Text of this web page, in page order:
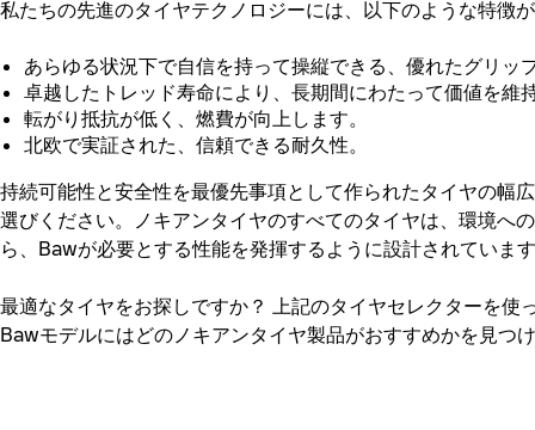
私たちの先進のタイヤテクノロジーには、以下のような特徴
あらゆる状況下で自信を持って操縦できる、優れたグリッ
卓越したトレッド寿命により、長期間にわたって価値を維
転がり抵抗が低く、燃費が向上します。
北欧で実証された、信頼できる耐久性。
持続可能性と安全性を最優先事項として作られたタイヤの幅
選びください。ノキアンタイヤのすべてのタイヤは、環境へ
ら、Bawが必要とする性能を発揮するように設計されていま
最適なタイヤをお探しですか？
上記のタイヤセレクターを使
Bawモデルにはどのノキアンタイヤ製品がおすすめかを見つ